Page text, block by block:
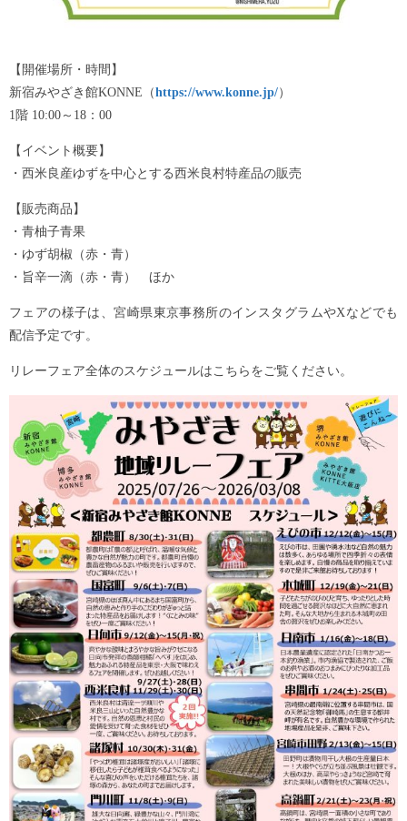
【開催場所・時間】
新宿みやざき館KONNE（https://www.konne.jp/）
1階 10:00～18：00
【イベント概要】
・西米良産ゆずを中心とする西米良村特産品の販売
【販売商品】
・青柚子青果
・ゆず胡椒（赤・青）
・旨辛一滴（赤・青） ほか
フェアの様子は、宮崎県東京事務所のインスタグラムやXなどでも
配信予定です。
リレーフェア全体のスケジュールはこちらをご覧ください。